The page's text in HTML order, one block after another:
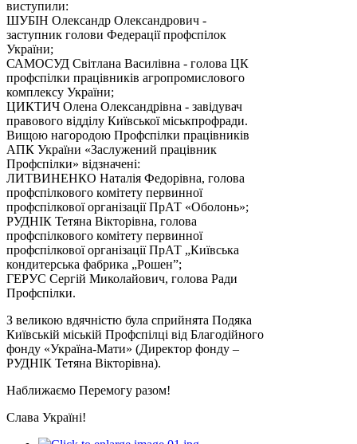
виступили:
ШУБІН Олександр Олександрович -
заступник голови Федерації профспілок
України;
САМОСУД Світлана Василівна - голова ЦК
профспілки працівників агропромислового
комплексу України;
ЦИКТИЧ Олена Олександрівна - завідувач
правового відділу Київської міськпрофради.
Вищою нагородою Профспілки працівників
АПК України «Заслужений працівник
Профспілки» відзначені:
ЛИТВИНЕНКО Наталія Федорівна, голова
профспілкового комітету первинної
профспілкової організації ПрАТ «Оболонь»;
РУДНІК Тетяна Вікторівна, голова
профспілкового комітету первинної
профспілкової організації ПрАТ „Київська
кондитерська фабрика „Рошен”;
ГЕРУС Сергій Миколайович, голова Ради
Профспілки.
З великою вдячністю була сприйнята Подяка
Київській міській Профспілці від Благодійного
фонду «Україна-Мати» (Директор фонду –
РУДНІК Тетяна Вікторівна).
Наближаємо Перемогу разом!
Слава Україні!